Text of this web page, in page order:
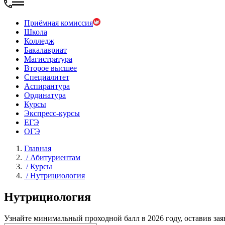
Приёмная комиссия
Школа
Колледж
Бакалавриат
Магистратура
Второе высшее
Специалитет
Аспирантура
Ординатура
Курсы
Экспресс-курсы
ЕГЭ
ОГЭ
Главная
/Абитуриентам
/Курсы
/Нутрициология
Нутрициология
Узнайте минимальный проходной балл в 2026 году, оставив